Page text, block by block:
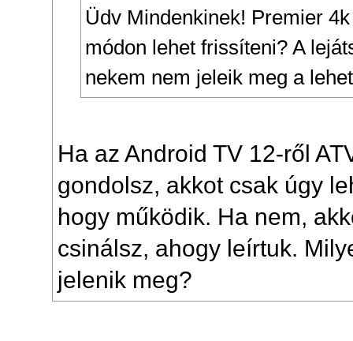
Üdv Mindenkinek! Premier
módon lehet frissíteni? A
nekem nem jeleik meg a
Ha az Android TV 12-ről
gondolsz, akkot csak úgy
hogy működik. Ha nem,
csinálsz, ahogy leírtuk.
jelenik meg?